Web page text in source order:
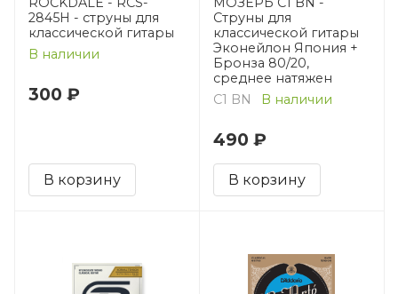
2845H - струны для
классической гитары
В наличии
300 ₽
В корзину
Струны для
классической гитары
Эконейлон Япония +
Бронза 80/20,
среднее натяжен
C1 BN
В наличии
490 ₽
В корзину